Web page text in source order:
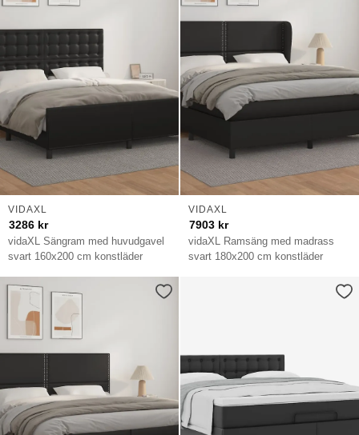
vidaXL Sängram med huvudgavel
svart 160x200 cm konstläder
VIDAXL
3286 kr
vidaXL Ramsäng med madrass
svart 180x200 cm konstläder
VIDAXL
7903 kr